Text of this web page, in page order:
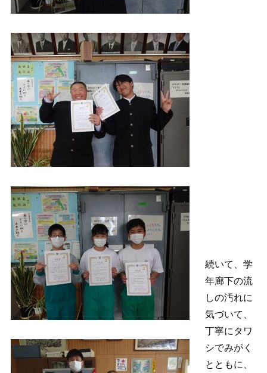
続いて、学
年廊下の流
しの汚れに
気づいて、
丁寧にタワ
シでみがく
とともに、